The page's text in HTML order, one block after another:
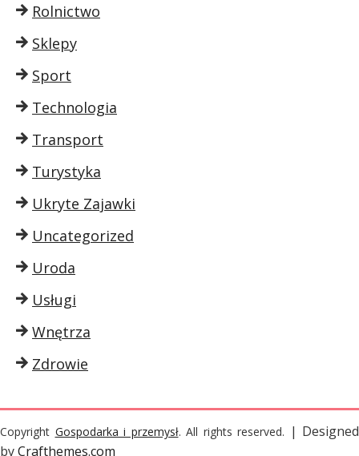
Rolnictwo
Sklepy
Sport
Technologia
Transport
Turystyka
Ukryte Zajawki
Uncategorized
Uroda
Usługi
Wnętrza
Zdrowie
Copyright Gospodarka i przemysł. All rights reserved. | Designed
byCrafthemes.com